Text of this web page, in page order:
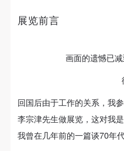
SELF-PORTRAITS
自画像是李宗津油画艺
今天的年轻人也许已经无
的画像，居然会让人联想
展览前言
画面的遗憾已
回国后由于工作的关系，我
李宗津先生做展览，这对我
我曾在几年前的一篇谈70年
事故的任何责任，但有
身不承担任何法律责任
参加活动者在此次活动
序、维护美术馆场地及
衍生品的安全。活动中
事故的任何责任，但有
身不承担任何法律责任
参加活动者在此次活动
序、维护美术馆场地及
衍生品的安全。活动中
事故的任何责任，但有
身不承担任何法律责任
参加活动者在此次活动
序、维护美术馆场地及
衍生品的安全。活动中